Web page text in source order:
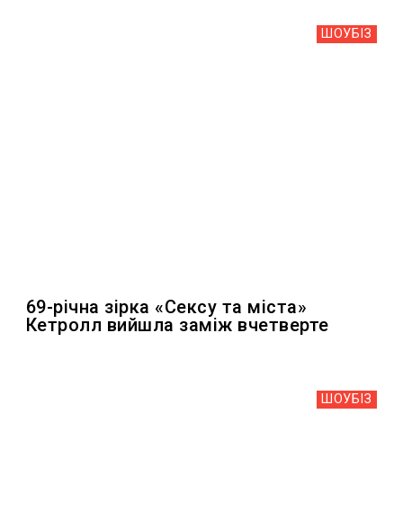
ШОУБIЗ
69-річна зірка «Сексу та міста»
Кетролл вийшла заміж вчетверте
ШОУБIЗ